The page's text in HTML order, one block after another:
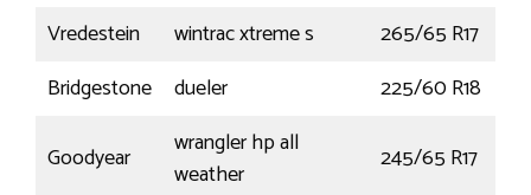
Vredestein
wintrac xtreme s 265/65 R17
Bridgestone
dueler 225/60 R18
Goodyear
wrangler hp all
weather
245/65 R17